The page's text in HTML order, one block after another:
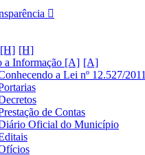
a Informação [A]
a Lei nº 12.527/2011
de Contas
Oficial do Município